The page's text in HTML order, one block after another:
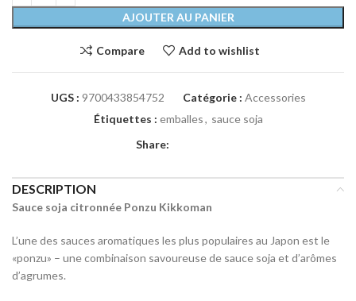
AJOUTER AU PANIER
Compare Add to wishlist
UGS : 9700433854752 Catégorie : Accessories
Étiquettes : emballes, sauce soja
Share:
DESCRIPTION
Sauce soja citronnée Ponzu Kikkoman
L’une des sauces aromatiques les plus populaires au Japon est le
«ponzu» – une combinaison savoureuse de sauce soja et d’arômes
d’agrumes.